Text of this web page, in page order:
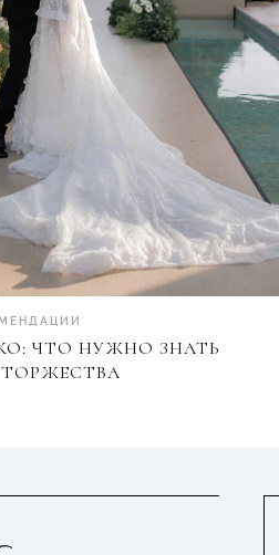
ЧТО НУЖНО ЗНАТЬ